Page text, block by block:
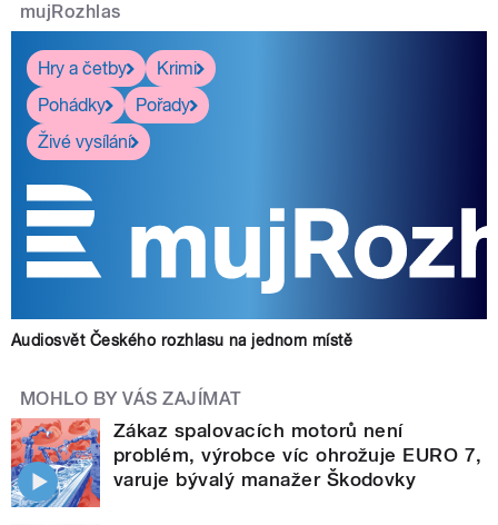
mujRozhlas
Hry a četby
Krimi
Pohádky
Pořady
Živé vysílání
Audiosvět Českého rozhlasu na jednom místě
MOHLO BY VÁS ZAJÍMAT
Zákaz spalovacích motorů není
problém, výrobce víc ohrožuje EURO 7,
varuje bývalý manažer Škodovky